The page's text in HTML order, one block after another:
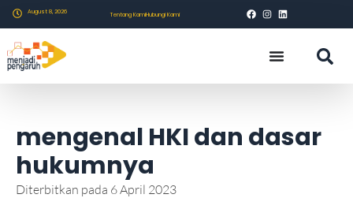
August 8, 2026 Tentang KamiHubungi Kami
mengenal HKI dan dasar
hukumnya
Diterbitkan pada 6 April 2023